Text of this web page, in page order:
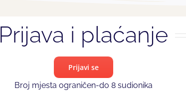
Prijava i plaćanje
Prijavi se
Broj mjesta ograničen-do 8 sudionika